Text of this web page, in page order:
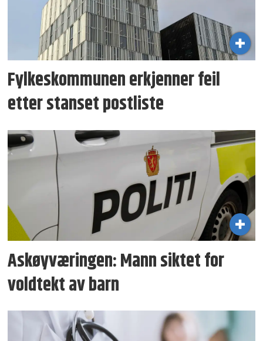
Fylkeskommunen erkjenner feil
etter stanset postliste
Askøyværingen: Mann siktet for
voldtekt av barn